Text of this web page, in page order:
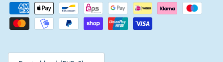
Land/Region